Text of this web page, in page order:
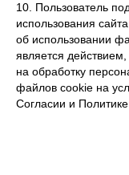
10. Пользователь
использования
об использовании
является
на обработку
файлов cookie на
Согласии и